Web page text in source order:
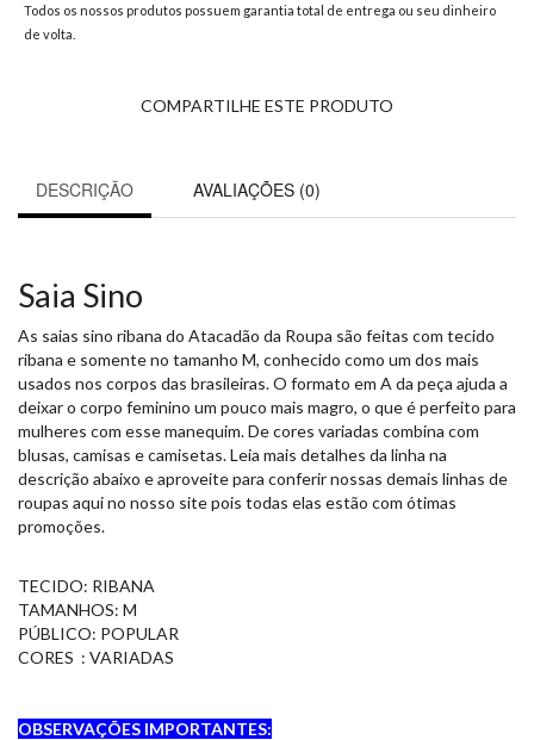
Todos os nossos produtos possuem garantia total de entrega ou seu dinheiro
de volta.
COMPARTILHE ESTE PRODUTO
DESCRIÇÃO AVALIAÇÕES (0)
Saia Sino
As saias sino ribana do Atacadão da Roupa são feitas com tecido
ribana e somente no tamanho M, conhecido como um dos mais
usados nos corpos das brasileiras. O formato em A da peça ajuda a
deixar o corpo feminino um pouco mais magro, o que é perfeito para
mulheres com esse manequim. De cores variadas combina com
blusas, camisas e camisetas. Leia mais detalhes da linha na
descrição abaixo e aproveite para conferir nossas demais linhas de
roupas aqui no nosso site pois todas elas estão com ótimas
promoções.
TECIDO: RIBANA
TAMANHOS: M
PÚBLICO: POPULAR
CORES : VARIADAS
OBSERVAÇÕES IMPORTANTES: